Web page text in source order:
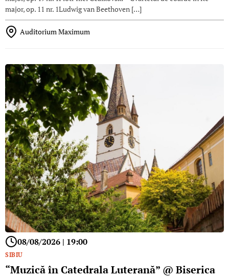
major, op. 11 nr. 1Ludwig van Beethoven […]
Auditorium Maximum
08/08/2026 | 19:00
SIBIU
“Muzică în Catedrala Luterană” @ Biserica